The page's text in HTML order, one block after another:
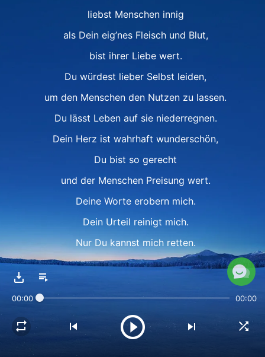
liebst Menschen innig
als Dein eig’nes Fleisch und Blut,
bist ihrer Liebe wert.
Du würdest lieber Selbst leiden,
um den Menschen den Nutzen zu lassen.
Du lässt Leben auf sie niederregnen.
Dein Herz ist wahrhaft wunderschön,
Du bist so gerecht
und der Menschen Preisung wert.
Deine Worte erobern mich.
Dein Urteil reinigt mich.
Nur Du kannst mich retten.
Du stutzt mich zurecht, gehst mit mir um,
Ⅱ
00:00 00:00